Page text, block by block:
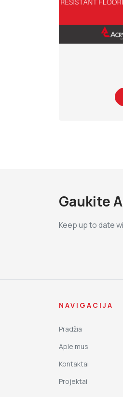
Gaukite
Keep up to date
NAVIGACIJA
Pradžia
Apie mus
Kontaktai
Projektai